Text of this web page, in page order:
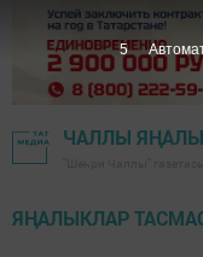
ЧАЛЛЫ
ЯҢАЛЫКЛАР
4